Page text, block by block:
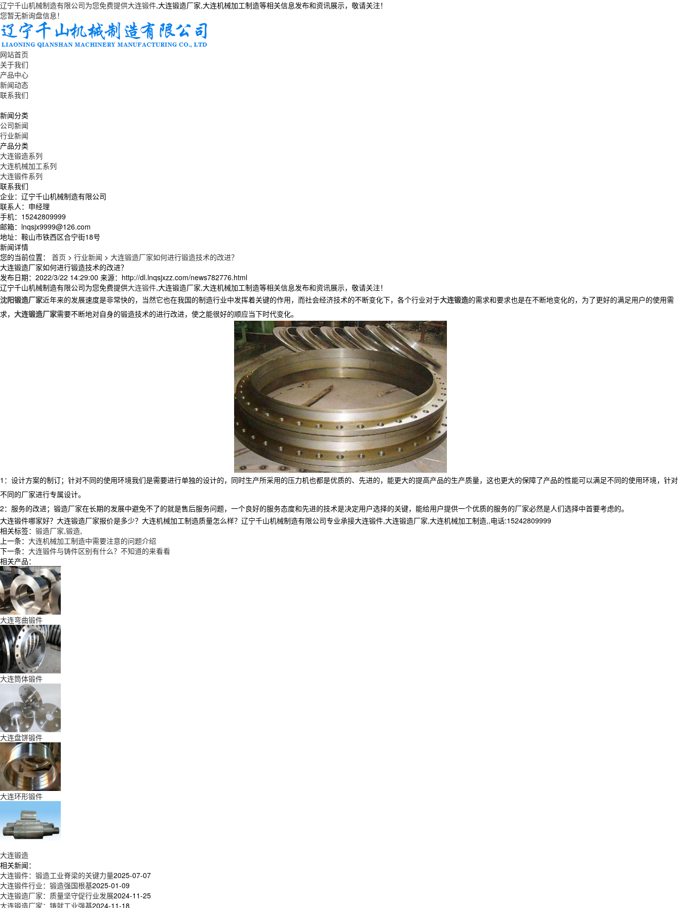
辽宁千山机械制造有限公司为您免费提供大连锻件,大连锻造厂家,大连机械加工制造等相关信息发布和资讯展示，敬请关注！
您暂无新询盘信息！
网站首页
关于我们
产品中心
新闻动态
联系我们
新闻分类
公司新闻
行业新闻
产品分类
大连锻造系列
大连机械加工系列
大连锻件系列
联系我们
企业：辽宁千山机械制造有限公司
联系人：申经理
手机：15242809999
邮箱：lnqsjx9999@126.com
地址：鞍山市铁西区合宁街18号
新闻详情
您的当前位置： 首页 > 行业新闻 > 大连锻造厂家如何进行锻造技术的改进？
大连锻造厂家如何进行锻造技术的改进？
发布日期： 2022/3/22 14:29:00 来源： http://dl.lnqsjxzz.com/news782776.html
辽宁千山机械制造有限公司为您免费提供大连锻件,大连锻造厂家,大连机械加工制造等相关信息发布和资讯展示，敬请关注！
沈阳锻造厂家近年来的发展速度是非常快的，当然它也在我国的制造行业中发挥着关键的作用，而社会经济技术的不断变化下，各个行业对于大连锻造的需求和要求也是在不断地变化的，为了更好的满足用户的使用需
求， 大连锻造厂家需要不断地对自身的锻造技术的进行改进，使之能很好的顺应当下时代变化。
1：设计方案的制订；针对不同的使用环境我们是需要进行单独的设计的，同时生产所采用的压力机也都是优质的、先进的，能更大的提高产品的生产质量，这也更大的保障了产品的性能可以满足不同的使用环境，针对
不同的厂家进行专属设计。
2：服务的改进；锻造厂家在长期的发展中避免不了的就是售后服务问题，一个良好的服务态度和先进的技术是决定用户选择的关键，能给用户提供一个优质的服务的厂家必然是人们选择中首要考虑的。
大连锻件哪家好？大连锻造厂家报价是多少？大连机械加工制造质量怎么样？辽宁千山机械制造有限公司专业承接大连锻件,大连锻造厂家,大连机械加工制造,,电话:15242809999
相关标签： 锻造厂家,锻造,
上一条： 大连机械加工制造中需要注意的问题介绍
下一条： 大连锻件与铸件区别有什么？不知道的来看看
相关产品：
大连弯曲锻件
大连筒体锻件
大连盘饼锻件
大连环形锻件
大连锻造
相关新闻：
大连锻件：锻造工业脊梁的关键力量2025-07-07
大连锻件行业：锻造强国根基2025-01-09
大连锻造厂家：质量坚守促行业发展2024-11-25
大连锻造厂家：铸就工业强基2024-11-18